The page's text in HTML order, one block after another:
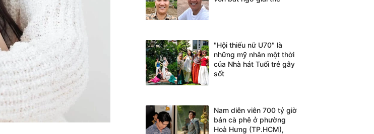
"Hội thiếu nữ U70" là
những mỹ nhân một thời
của Nhà hát Tuổi trẻ gây
sốt
Nam diễn viên 700 tỷ giờ
bán cà phê ở phường
Hoà Hưng (TP.HCM),